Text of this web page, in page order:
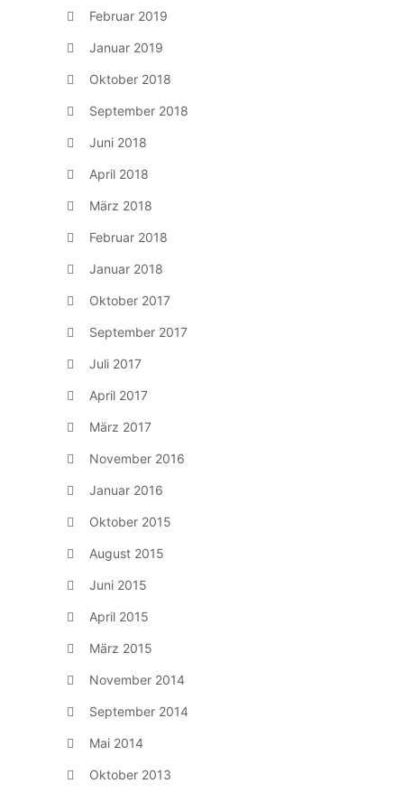
Februar 2019
Januar 2019
Oktober 2018
September 2018
Juni 2018
April 2018
März 2018
Februar 2018
Januar 2018
Oktober 2017
September 2017
Juli 2017
April 2017
März 2017
November 2016
Januar 2016
Oktober 2015
August 2015
Juni 2015
April 2015
März 2015
November 2014
September 2014
Mai 2014
Oktober 2013